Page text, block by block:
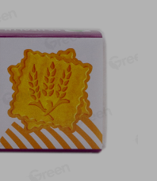
ягодные Местное
известное яблоко-тыква
Хоба
60г